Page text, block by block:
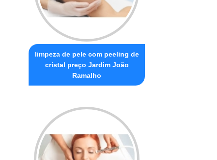
limpeza de pele com peeling de
cristal preço Jardim João
Ramalho